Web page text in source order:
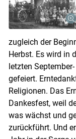
zugleich der
Herbst. Es wird in
letzten
gefeiert.
Religionen. Das
Dankesfest, weil
was wächst und
zurückführt. Und